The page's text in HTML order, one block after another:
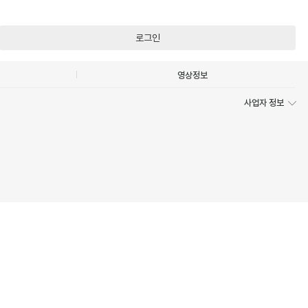
로그인
영상정보
사업자 정보